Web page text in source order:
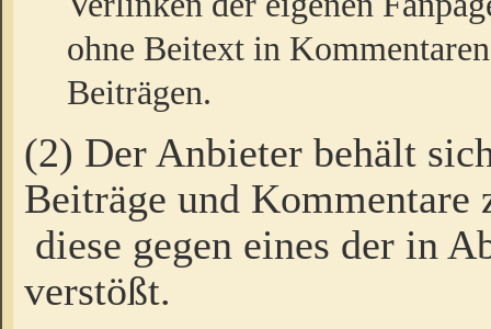
ohne Beitext in
Beiträgen.
(2) Der Anbieter behält
Beiträge und Kommentare
diese gegen eines der in
verstößt.